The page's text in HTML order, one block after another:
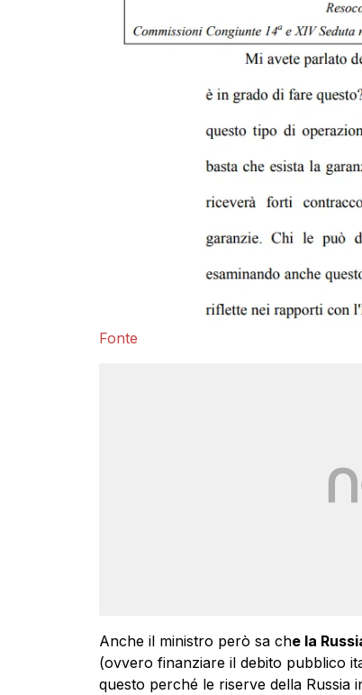
Fonte
Anche il ministro però sa che la
(ovvero finanziare il debito pubblico
questo perché le riserve della Russia